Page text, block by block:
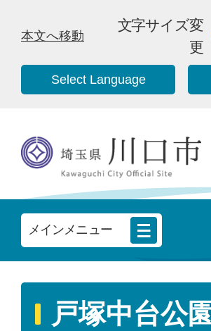
本文へ移動
文字サイズ変
更
Select Language
メインメニュー
戸塚中台公園